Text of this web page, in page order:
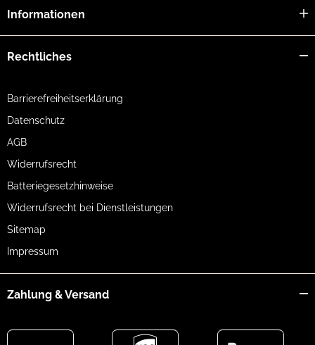
Informationen
Rechtliches
Barrierefreiheitserklärung
Datenschutz
AGB
Widerrufsrecht
Batteriegesetzhinweise
Widerrufsrecht bei Dienstleistungen
Sitemap
Impressum
Zahlung & Versand